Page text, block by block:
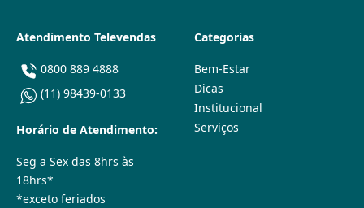
Atendimento Televendas
0800 889 4888
(11) 98439-0133
Horário de Atendimento:
Seg a Sex das 8hrs às
18hrs*
*exceto feriados
Categorias
Bem-Estar
Dicas
Institucional
Serviços